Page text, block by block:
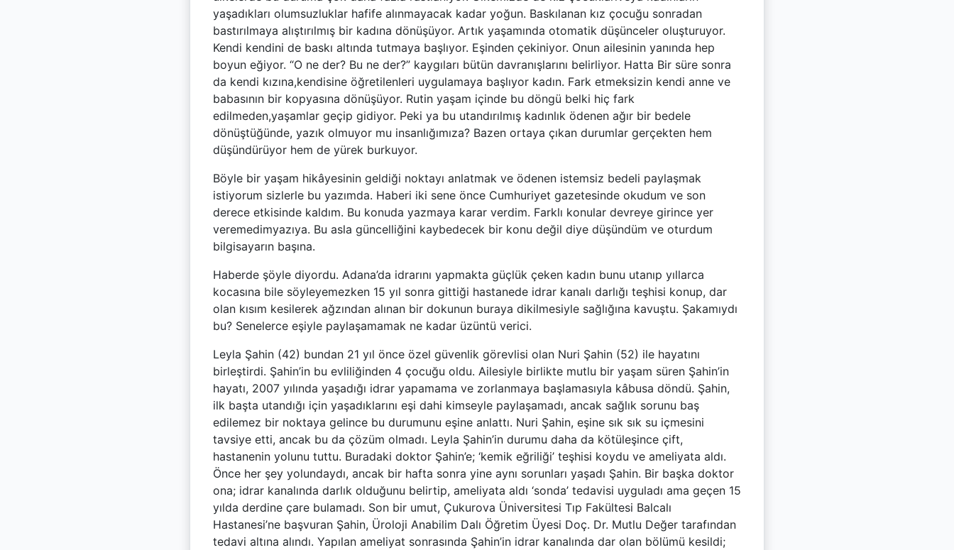
yaşadıkları olumsuzluklar hafife alınmayacak kadar yoğun. Baskılanan kız çocuğu sonradan
bastırılmaya alıştırılmış bir kadına dönüşüyor. Artık yaşamında otomatik düşünceler oluşturuyor.
Kendi kendini de baskı altında tutmaya başlıyor. Eşinden çekiniyor. Onun ailesinin yanında hep
boyun eğiyor. “O ne der? Bu ne der?” kaygıları bütün davranışlarını belirliyor. Hatta Bir süre sonra
da kendi kızına,kendisine öğretilenleri uygulamaya başlıyor kadın. Fark etmeksizin kendi anne ve
babasının bir kopyasına dönüşüyor. Rutin yaşam içinde bu döngü belki hiç fark
edilmeden,yaşamlar geçip gidiyor. Peki ya bu utandırılmış kadınlık ödenen ağır bir bedele
dönüştüğünde, yazık olmuyor mu insanlığımıza? Bazen ortaya çıkan durumlar gerçekten hem
düşündürüyor hem de yürek burkuyor.
Böyle bir yaşam hikâyesinin geldiği noktayı anlatmak ve ödenen istemsiz bedeli paylaşmak
istiyorum sizlerle bu yazımda. Haberi iki sene önce Cumhuriyet gazetesinde okudum ve son
derece etkisinde kaldım. Bu konuda yazmaya karar verdim. Farklı konular devreye girince yer
veremedimyazıya. Bu asla güncelliğini kaybedecek bir konu değil diye düşündüm ve oturdum
bilgisayarın başına.
Haberde şöyle diyordu. Adana’da idrarını yapmakta güçlük çeken kadın bunu utanıp yıllarca
kocasına bile söyleyemezken 15 yıl sonra gittiği hastanede idrar kanalı darlığı teşhisi konup, dar
olan kısım kesilerek ağzından alınan bir dokunun buraya dikilmesiyle sağlığına kavuştu. Şakamıydı
bu? Senelerce eşiyle paylaşamamak ne kadar üzüntü verici.
Leyla Şahin (42) bundan 21 yıl önce özel güvenlik görevlisi olan Nuri Şahin (52) ile hayatını
birleştirdi. Şahin’in bu evliliğinden 4 çocuğu oldu. Ailesiyle birlikte mutlu bir yaşam süren Şahin’in
hayatı, 2007 yılında yaşadığı idrar yapamama ve zorlanmaya başlamasıyla kâbusa döndü. Şahin,
ilk başta utandığı için yaşadıklarını eşi dahi kimseyle paylaşamadı, ancak sağlık sorunu baş
edilemez bir noktaya gelince bu durumunu eşine anlattı. Nuri Şahin, eşine sık sık su içmesini
tavsiye etti, ancak bu da çözüm olmadı. Leyla Şahin’in durumu daha da kötüleşince çift,
hastanenin yolunu tuttu. Buradaki doktor Şahin’e; ‘kemik eğriliği’ teşhisi koydu ve ameliyata aldı.
Önce her şey yolundaydı, ancak bir hafta sonra yine aynı sorunları yaşadı Şahin. Bir başka doktor
ona; idrar kanalında darlık olduğunu belirtip, ameliyata aldı ‘sonda’ tedavisi uyguladı ama geçen 15
yılda derdine çare bulamadı. Son bir umut, Çukurova Üniversitesi Tıp Fakültesi Balcalı
Hastanesi’ne başvuran Şahin, Üroloji Anabilim Dalı Öğretim Üyesi Doç. Dr. Mutlu Değer tarafından
tedavi altına alındı. Yapılan ameliyat sonrasında Şahin’in idrar kanalında dar olan bölümü kesildi;